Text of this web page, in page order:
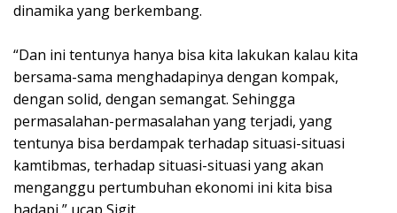
dinamika yang berkembang.
“Dan ini tentunya hanya bisa kita lakukan kalau kita
bersama-sama menghadapinya dengan kompak,
dengan solid, dengan semangat. Sehingga
permasalahan-permasalahan yang terjadi, yang
tentunya bisa berdampak terhadap situasi-situasi
kamtibmas, terhadap situasi-situasi yang akan
menganggu pertumbuhan ekonomi ini kita bisa